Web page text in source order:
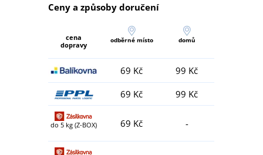
Ceny a způsoby doručení
cena
dopravy
odběrné místo domů
69 Kč
99 Kč
69 Kč
99 Kč
do 5 kg (Z-BOX) 69 Kč -